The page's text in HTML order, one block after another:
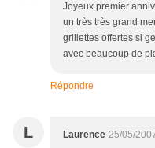
Joyeux premier
un très très grand
grillettes offertes si
avec beaucoup de
Répondre
L Laurence 25/05/